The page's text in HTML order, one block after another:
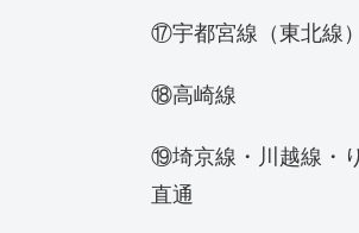
⑰宇都宮線（東北線）
⑱高崎線
⑲埼京線・川越線・
直通